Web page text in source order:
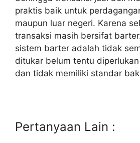
praktis baik untuk
maupun luar negeri. Karena
transaksi masih bersifat
sistem barter adalah tidak
ditukar belum tentu
dan tidak memiliki standar
Pertanyaan Lain :